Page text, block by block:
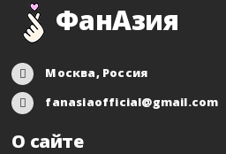
ФанАзия
Москва, Россия
fanasiaofficial@gmail.com
О сайте